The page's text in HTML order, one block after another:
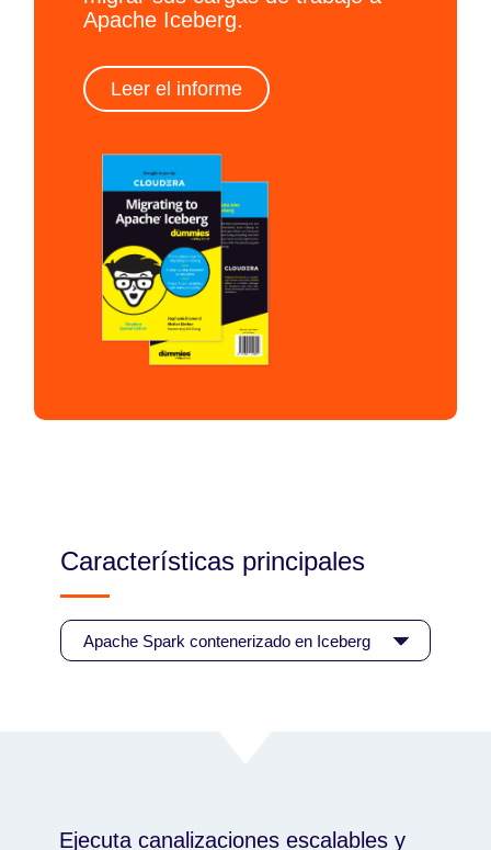
Apache Iceberg.
Leer el informe
Características principales
Ejecuta canalizaciones escalables y